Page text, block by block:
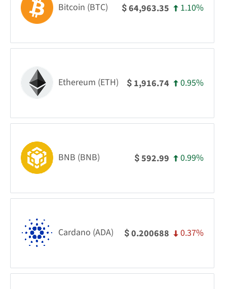
Bitcoin (BTC) $64,963.35 1.10%
Ethereum (ETH) $ 1,916.74 0.95%
BNB (BNB) $592.99 0.99%
Cardano (ADA) $0.200688 0.37%